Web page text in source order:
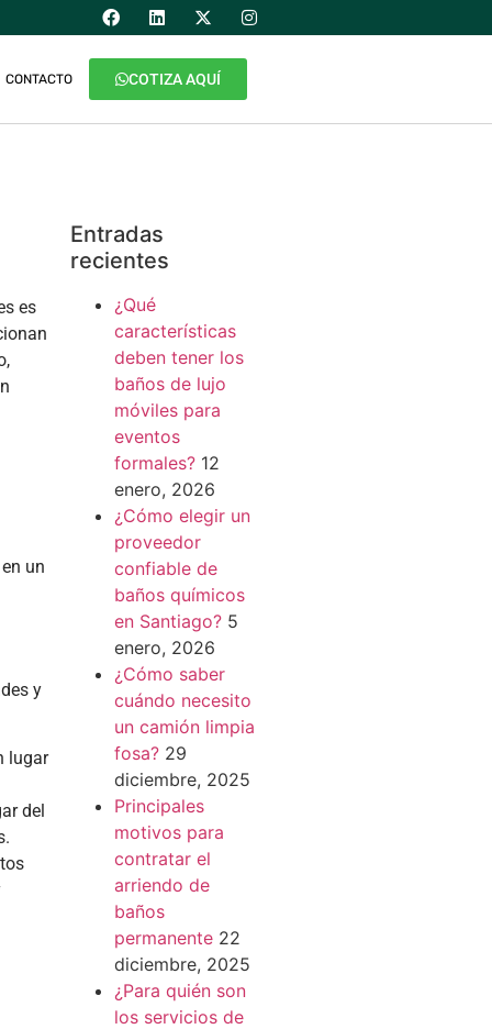
CONTACTO COTIZA AQUÍ
es
un
y
lugar
del
Entradas
recientes
¿Qué
características
deben tener los
baños de lujo
móviles para
eventos
formales? 12
enero, 2026
¿Cómo elegir un
proveedor
confiable de
baños químicos
en Santiago? 5
enero, 2026
¿Cómo saber
cuándo necesito
un camión limpia
fosa? 29
diciembre, 2025
Principales
motivos para
contratar el
arriendo de
baños
permanente 22
diciembre, 2025
¿Para quién son
los servicios de